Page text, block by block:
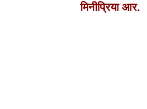
मिनीप्रिया आर.